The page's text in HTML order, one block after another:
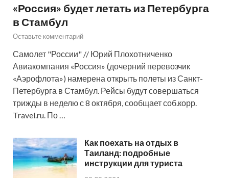
«Россия» будет летать из Петербурга
в Стамбул
Оставьте комментарий
Самолет "России" // Юрий Плохотниченко
Авиакомпания «Россия» (дочерний перевозчик
«Аэрофлота») намерена открыть полеты из Санкт-
Петербурга в Стамбул. Рейсы будут совершаться
трижды в неделю с 8 октября, сообщает соб.корр.
Travel.ru. По …
Как поехать на отдых в
Таиланд: подробные
инструкции для туриста